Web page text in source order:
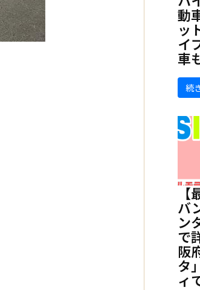
動
ッ
イ
車
続
バ
ン
で
阪
タ
ィ